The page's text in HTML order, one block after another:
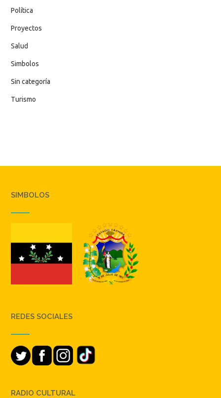
Política
Proyectos
Salud
Simbolos
Sin categoría
Turismo
SIMBOLOS
REDES SOCIALES
RADIO CULTURAL